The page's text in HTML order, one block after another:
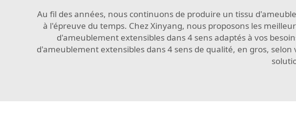
Au fil des années, nous continuons de produire un tissu
à l'épreuve du temps. Chez Xinyang, nous proposons les
d'ameublement extensibles dans 4 sens adaptés à vos
d'ameublement extensibles dans 4 sens de qualité, en gros,